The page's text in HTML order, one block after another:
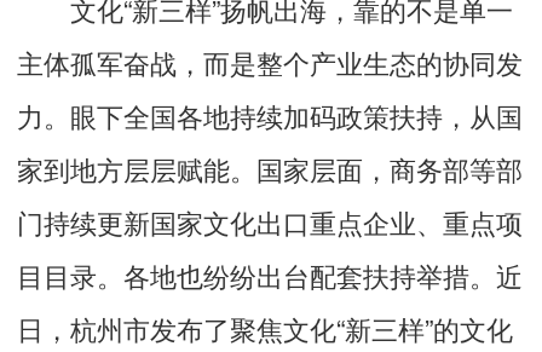
文化“新三样”扬帆出海，靠的不是单一
主体孤军奋战，而是整个产业生态的协同发
力。眼下全国各地持续加码政策扶持，从国
家到地方层层赋能。国家层面，商务部等部
门持续更新国家文化出口重点企业、重点项
目目录。各地也纷纷出台配套扶持举措。近
日，杭州市发布了聚焦文化“新三样”的文化